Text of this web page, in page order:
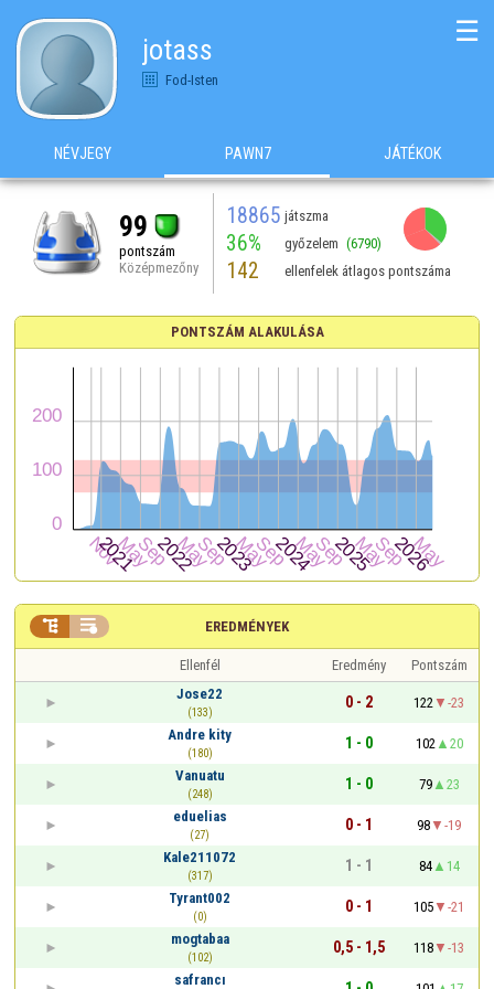
jotass
Fod-Isten
☰
NÉVJEGY PAWN7 JÁTÉKOK
99
pontszám
Középmezőny
18865 játszma
36% győzelem (6790)
142 ellenfelek átlagos pontszáma
PONTSZÁM ALAKULÁSA
EREDMÉNYEK
 
Ellenfél Eredmény
Pontszám
Jose22
(133)
0 - 2 122
-23
Andre kity
(180)
1 - 0 102
20
Vanuatu
(248)
1 - 0 79
23
eduelias
(27)
0 - 1 98
-19
Kale211072
(317)
1 - 1 84
14
Tyrant002
(0)
0 - 1 105
-21
mogtabaa
(102)
0,5 - 1,5 118
-13
safrancı